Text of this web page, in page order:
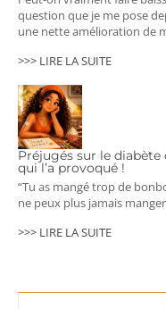
question que je me pose
une nette amélioration de
>>> LIRE LA SUITE
Préjugés sur le diabète
qui l’a provoqué !
“Tu as mangé trop de
ne peux plus jamais
>>> LIRE LA SUITE